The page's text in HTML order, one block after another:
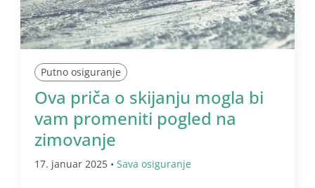
Putno osiguranje
Ova priča o skijanju mogla bi
vam promeniti pogled na
zimovanje
17. januar 2025 • Sava osiguranje